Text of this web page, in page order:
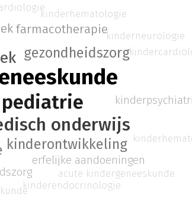
pediatrie
onderwijs
gezondheidszorg
kinderontwikkeling
farmacotherapie
erfelijke aandoeningen
kinderhematologie
acute kindergeneeskunde
kinderendocrinologie
kinderneurologie